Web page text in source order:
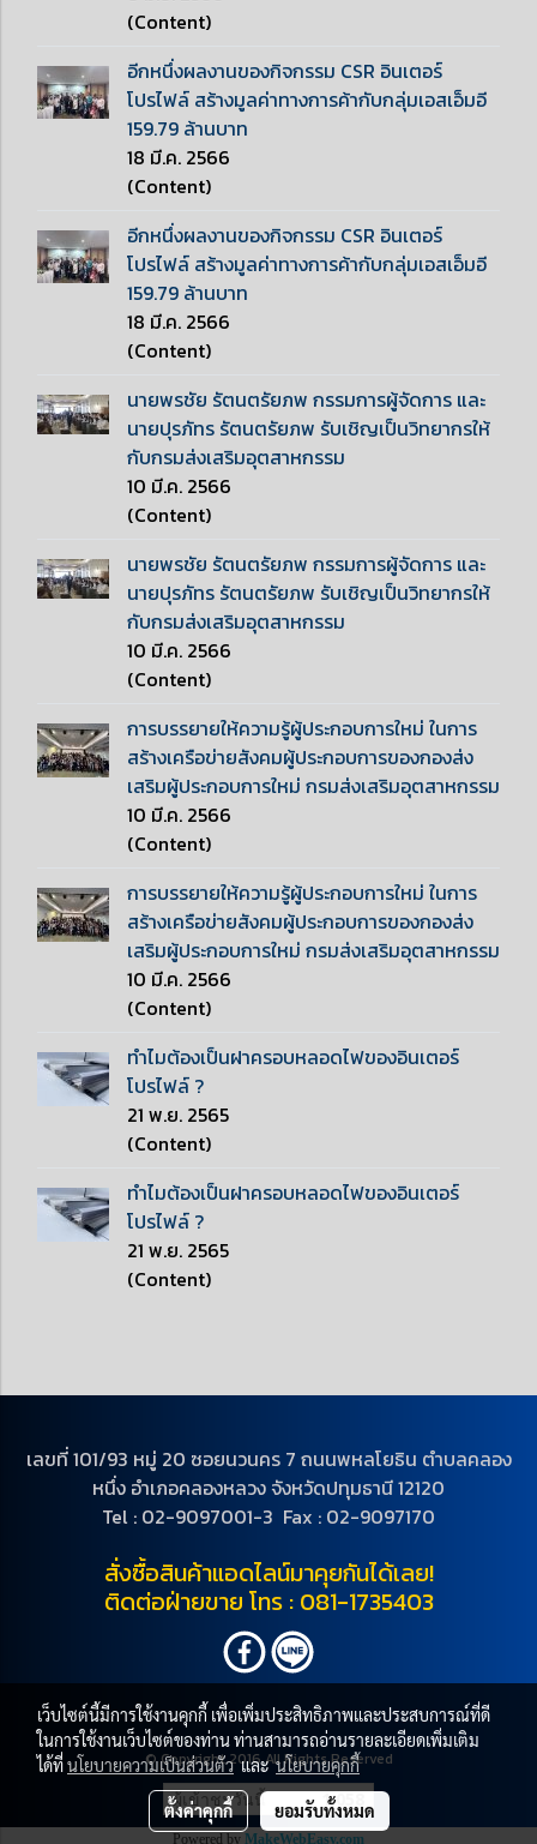
(Content)
อีกหนึ่งผลงานของกิจกรรม CSR อินเตอร์
โปรไฟล์ สร้างมูลค่าทางการค้ากับกลุ่มเอสเอ็มอี
159.79 ล้านบาท
18 มี.ค. 2566
(Content)
อีกหนึ่งผลงานของกิจกรรม CSR อินเตอร์
โปรไฟล์ สร้างมูลค่าทางการค้ากับกลุ่มเอสเอ็มอี
159.79 ล้านบาท
18 มี.ค. 2566
(Content)
นายพรชัย รัตนตรัยภพ กรรมการผู้จัดการ และ
นายปุรภัทร รัตนตรัยภพ รับเชิญเป็นวิทยากรให้
กับกรมส่งเสริมอุตสาหกรรม
10 มี.ค. 2566
(Content)
นายพรชัย รัตนตรัยภพ กรรมการผู้จัดการ และ
นายปุรภัทร รัตนตรัยภพ รับเชิญเป็นวิทยากรให้
กับกรมส่งเสริมอุตสาหกรรม
10 มี.ค. 2566
(Content)
การบรรยายให้ความรู้ผู้ประกอบการใหม่ ในการ
สร้างเครือข่ายสังคมผู้ประกอบการของกองส่ง
เสริมผู้ประกอบการใหม่ กรมส่งเสริมอุตสาหกรรม
10 มี.ค. 2566
(Content)
การบรรยายให้ความรู้ผู้ประกอบการใหม่ ในการ
สร้างเครือข่ายสังคมผู้ประกอบการของกองส่ง
เสริมผู้ประกอบการใหม่ กรมส่งเสริมอุตสาหกรรม
10 มี.ค. 2566
(Content)
ทำไมต้องเป็นฝาครอบหลอดไฟของอินเตอร์
โปรไฟล์ ?
21 พ.ย. 2565
(Content)
ทำไมต้องเป็นฝาครอบหลอดไฟของอินเตอร์
โปรไฟล์ ?
21 พ.ย. 2565
(Content)
เลขที่ 101/93 หมู่ 20 ซอยนวนคร 7 ถนนพหลโยธิน ตำบลคลอง
หนึ่ง อำเภอคลองหลวง จังหวัดปทุมธานี 12120
Tel : 02-9097001-3 Fax : 02-9097170
สั่งซื้อสินค้าแอดไลน์มาคุยกันได้เลย!
ติดต่อฝ่ายขาย โทร : 081-1735403
© Copyright 2016 All Rights Reserved
ผู้เข้าชมวันนี้ 1,058
Powered by MakeWebEasy.com
เว็บไซต์นี้มีการใช้งานคุกกี้ เพื่อเพิ่มประสิทธิภาพและประสบการณ์ที่ดี
ในการใช้งานเว็บไซต์ของท่าน ท่านสามารถอ่านรายละเอียดเพิ่มเติม
ได้ที่นโยบายความเป็นส่วนตัวและนโยบายคุกกี้
ตั้งค่าคุกกี้ ยอมรับทั้งหมด